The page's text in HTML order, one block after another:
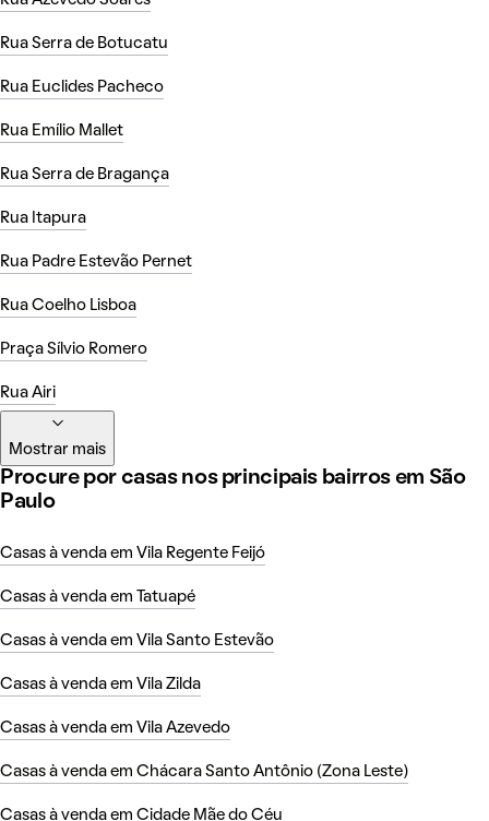
Rua Serra de Botucatu
Rua Euclides Pacheco
Rua Emílio Mallet
Rua Serra de Bragança
Rua Itapura
Rua Padre Estevão Pernet
Rua Coelho Lisboa
Praça Sílvio Romero
Rua Airi
Mostrar mais
Procure por casas nos principais bairros em São
Paulo
Casas à venda em Vila Regente Feijó
Casas à venda em Tatuapé
Casas à venda em Vila Santo Estevão
Casas à venda em Vila Zilda
Casas à venda em Vila Azevedo
Casas à venda em Chácara Santo Antônio (Zona Leste)
Casas à venda em Cidade Mãe do Céu